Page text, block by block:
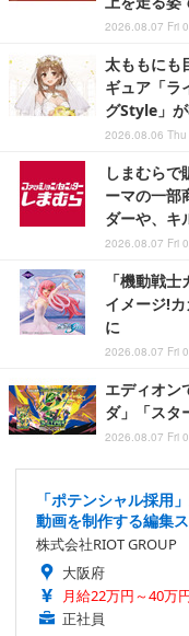
2026.08.07 Fri
太ももにも
ギュア「ラ
グStyle」
2026.08.06 Thu
しまむらで
ーマの一部
ダーや、キ
2026.08.07 Fri
「機動戦
イメージ!
に
2026.08.07 Fri
エディオン
ダ」「スタ
2026.08.07 Fri
「ポテンシャル採用
動画を制作する編集
株式会社RIOT GROUP
大阪府
月給22万円～40万
正社員